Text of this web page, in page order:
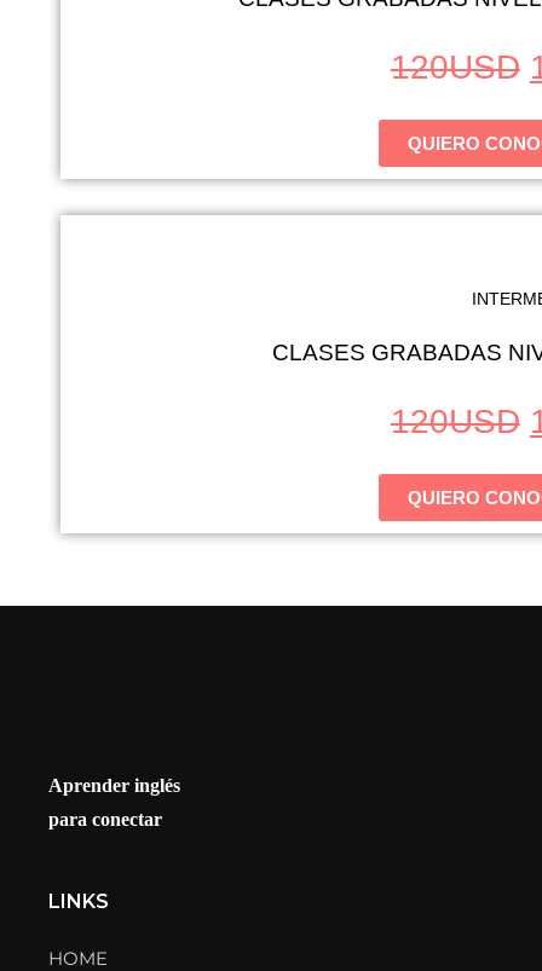
120USD
QUIERO
CLASES GRABADAS
120USD
QUIERO
Aprender inglés
para conectar
LINKS
HOME